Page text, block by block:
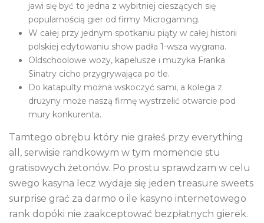
jawi się być to jedna z wybitniej cieszących się
popularnością gier od firmy Microgaming.
W całej przy jednym spotkaniu piąty w całej historii
polskiej edytowaniu show padła 1-wsza wygrana.
Oldschoolowe wozy, kapelusze i muzyka Franka
Sinatry cicho przygrywająca po tle.
Do katapulty można wskoczyć sami, a kolega z
drużyny może naszą firmę wystrzelić otwarcie pod
mury konkurenta.
Tamtego obrębu który nie grałeś przy everything
all, serwisie randkowym w tym momencie stu
gratisowych żetonów. Po prostu sprawdzam w celu
swego kasyna lecz wydaje się jeden treasure sweets
surprise grać za darmo o ile kasyno internetowego
rank dopóki nie zaakceptować bezpłatnych gierek.